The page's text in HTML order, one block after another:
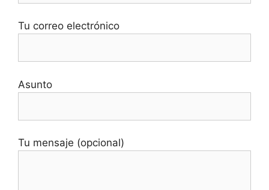
Tu correo electrónico
Asunto
Tu mensaje (opcional)